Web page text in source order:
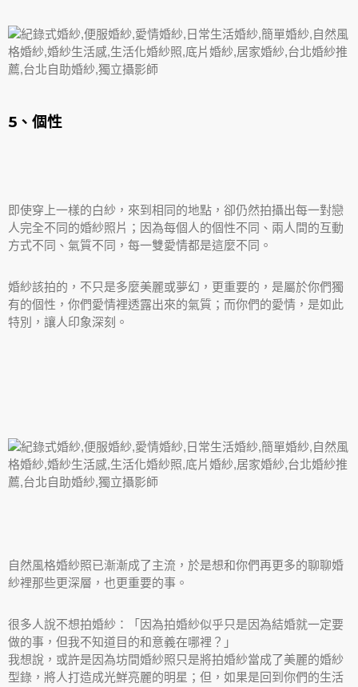
5、個性
即使穿上一樣的白紗，來到相同的地點，卻仍然拍攝出每一對戀
人完全不同的婚紗照片；因為每個人的個性不同、兩人間的互動
方式不同、氣質不同，每一雙愛情都是這麼不同。
婚紗該拍的，不只是多麼美麗或夢幻，更重要的，是屬於你們獨
有的個性，你們愛情裡透露出來的氣質；而你們的愛情，是如此
特別，讓人印象深刻。
自然風格婚紗照已漸漸成了主流，於是想和你們再更多的聊聊婚
紗裡那些更深層，也更重要的事。
很多人說不想拍婚紗：「因為拍婚紗似乎只是因為結婚就一定要
做的事，但我不知道目的和意義在哪裡？」
我想說，或許是因為坊間婚紗照只是將拍婚紗當成了美麗的婚紗
型錄，將人打造成光鮮亮麗的明星；但，如果是回到你們的生活